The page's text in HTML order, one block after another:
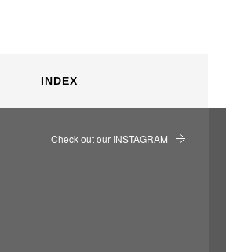
INDEX
Check out our INSTAGRAM